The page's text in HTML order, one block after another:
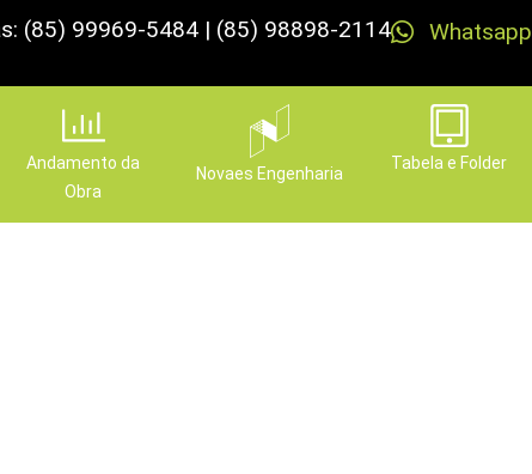
(85) 99969-5484 | (85) 98898-2114 Whatsapp
Andamento da
Obra
Novaes Engenharia
Tabela e Folder